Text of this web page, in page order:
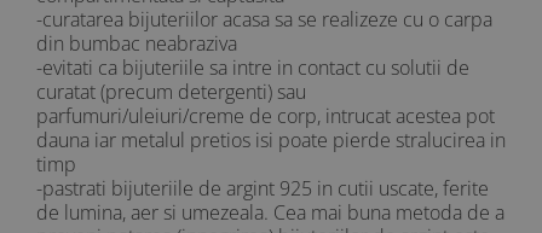
-curatarea bijuteriilor acasa sa se realizeze cu o carpa
din bumbac neabraziva
-evitati ca bijuteriile sa intre in contact cu solutii de
curatat (precum detergenti) sau
parfumuri/uleiuri/creme de corp, intrucat acestea pot
dauna iar metalul pretios isi poate pierde stralucirea in
timp
-pastrati bijuteriile de argint 925 in cutii uscate, ferite
de lumina, aer si umezeala. Cea mai buna metoda de a